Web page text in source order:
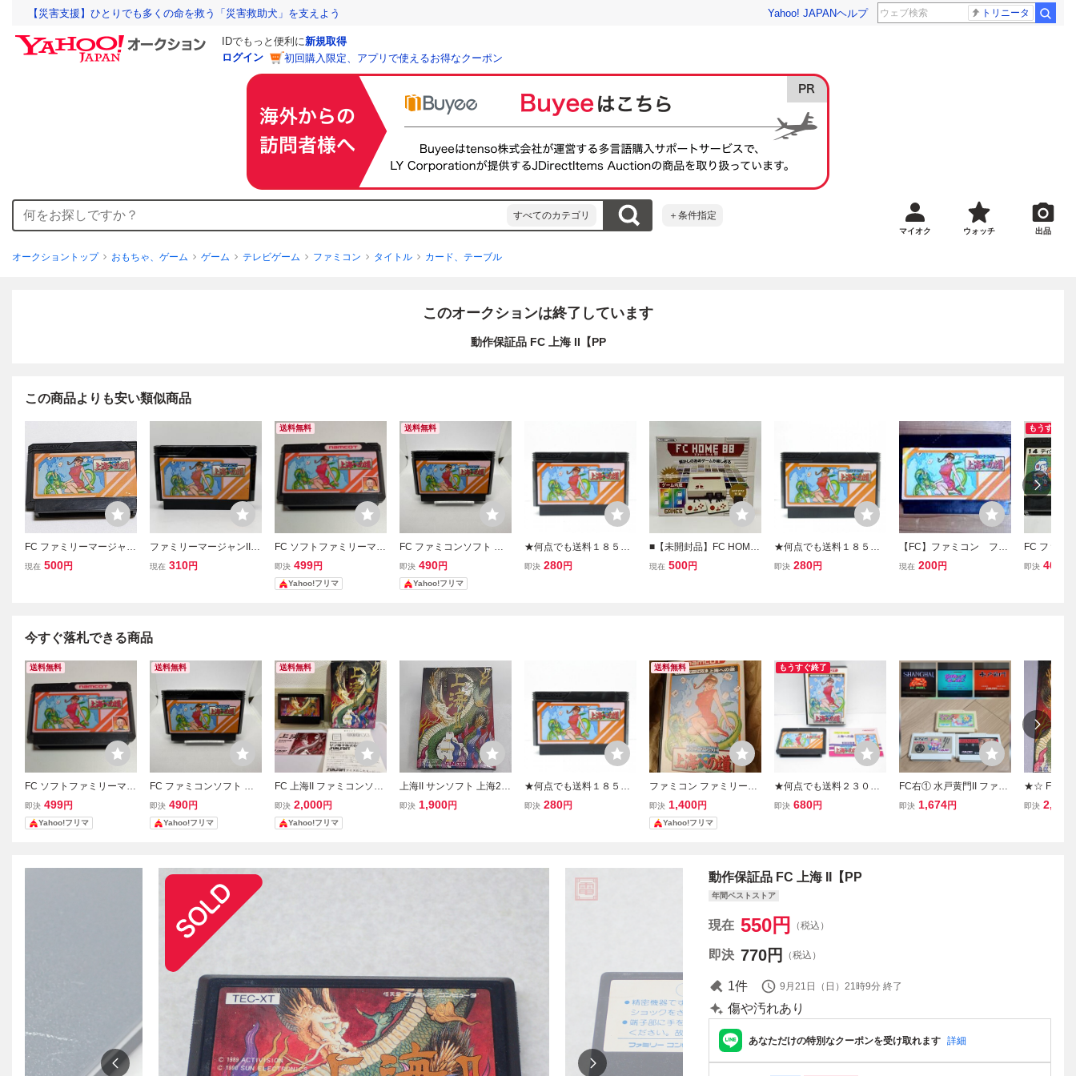
【災害支援】ひとりでも多くの命を救う「災害救助犬」を支えよう Yahoo! JAPANヘルプ トリニータ
IDでもっと便利に新規取得
ログイン
初回購入限定、アプリで使えるお得なクーポン
すべてのカテゴリ ＋条件指定
マイオク ウォッチ 出品
オークショントップ おもちゃ、ゲーム ゲーム テレビゲーム ファミコン タイトル カード、テーブル
このオークションは終了しています
動作保証品 FC 上海 II【PP
この商品よりも安い類似商品
FC ファミリーマージャン
II 上海への道
現在 500円
ファミリーマージャンII
上海への道 NAMCO ナム
現在 310円
送料無料
FC ソフトファミリーマー
ジャンⅡ しゃ 上海への道
即決 499円
Yahoo!フリマ
送料無料
FC ファミコンソフト フ
ァミリーマージャンⅡ 上
海への道
即決 490円
Yahoo!フリマ
★何点でも送料１８５円
★ ファミリーマージャン
即決 280円
■【未開封品】FC HOME
88 エフシーホーム88 FC
現在 500円
★何点でも送料１８５円
★ ファミリーマージャン
即決 280円
【FC】ファミコン ファ
ミリーマージャンⅡ 上
現在 200円
もうすぐ終了
FC ファミ
ィグダグⅡ]
即決 400
今すぐ落札できる商品
送料無料
FC ソフトファミリーマー
ジャンⅡ しゃ 上海への道
即決 499円
Yahoo!フリマ
送料無料
FC ファミコンソフト フ
ァミリーマージャンⅡ 上
海への道
即決 490円
Yahoo!フリマ
送料無料
FC 上海II ファミコンソフ
ト 箱 説明書 ハガキ付き S
UNSOFT
即決 2,000円
Yahoo!フリマ
上海II サンソフト 上海2 F
C ファミコン ファミリー
即決 1,900円
★何点でも送料１８５円
★ ファミリーマージャン
即決 280円
送料無料
ファミコン ファミリーマ
ージャンⅡ 上海への道 F
C 麻雀 激レア品
即決 1,400円
Yahoo!フリマ
もうすぐ終了
★何点でも送料２３０円
★①ファミリーマージャ
即決 680円
FC右① 水戸黄門II ファン
タジーゾーン 上海 ファミ
即決 1,674円
★☆ FC 上
キ付
即決 2,200
動作保証品 FC 上海 II【PP
年間ベストストア
現在 550円 （税込）
即決 770円 （税込）
1件 9月21日（日）21時9分 終了
傷や汚れあり
あなただけの特別なクーポンを受け取れます 詳細